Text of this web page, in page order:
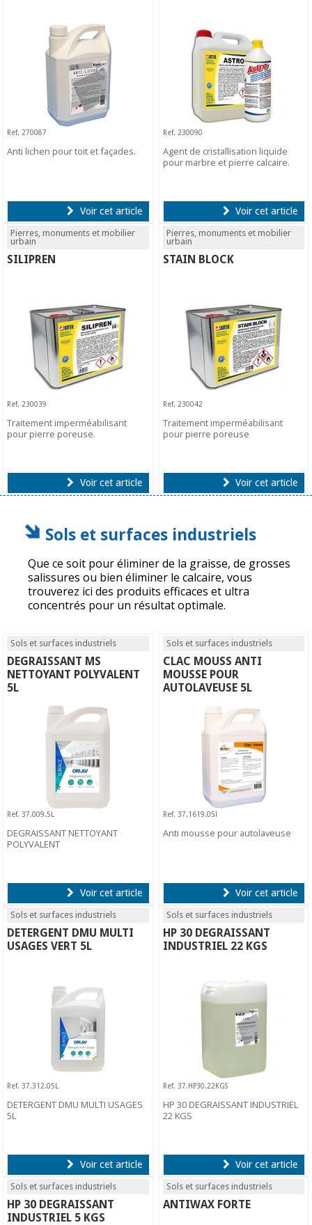
Ref. 270087
Anti lichen pour toit et façades.
Voir cet article
Ref. 230090
Agent de cristallisation liquide
pour marbre et pierre calcaire.
Voir cet article
Pierres, monuments et mobilier
urbain
SILIPREN
Ref. 230039
Traitement imperméabilisant
pour pierre poreuse.
Voir cet article
Pierres, monuments et mobilier
urbain
STAIN BLOCK
Ref. 230042
Traitement imperméabilisant
pour pierre poreuse
Voir cet article
Sols et surfaces industriels
Que ce soit pour éliminer de la graisse, de grosses
salissures ou bien éliminer le calcaire, vous
trouverez ici des produits efficaces et ultra
concentrés pour un résultat optimale.
Sols et surfaces industriels
DEGRAISSANT MS
NETTOYANT POLYVALENT
5L
Ref. 37.009.5L
DEGRAISSANT NETTOYANT
POLYVALENT
Voir cet article
Sols et surfaces industriels
CLAC MOUSS ANTI
MOUSSE POUR
AUTOLAVEUSE 5L
Ref. 37.1619.05l
Anti mousse pour autolaveuse
Voir cet article
Sols et surfaces industriels
DETERGENT DMU MULTI
USAGES VERT 5L
Ref. 37.312.05L
DETERGENT DMU MULTI USAGES
5L
Voir cet article
Sols et surfaces industriels
HP 30 DEGRAISSANT
INDUSTRIEL 22 KGS
Ref. 37.HP30.22KGS
HP 30 DEGRAISSANT INDUSTRIEL
22 KGS
Voir cet article
Sols et surfaces industriels
HP 30 DEGRAISSANT
INDUSTRIEL 5 KGS
Sols et surfaces industriels
ANTIWAX FORTE